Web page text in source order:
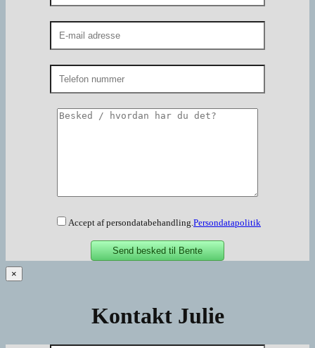
Accept af persondatabehandling. Persondatapolitik
×
Kontakt Julie